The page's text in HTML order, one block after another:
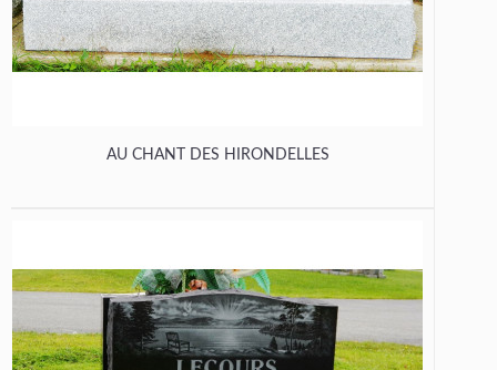
AU CHANT DES HIRONDELLES